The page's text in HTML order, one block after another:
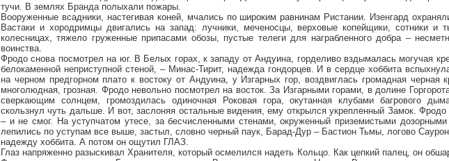
тучи. В землях Бранда полыхали пожары.
Вооруженные всадники, настегивая коней, мчались по широким равнинам Ристании. Изенгард
Вастаки и хородримцы двигались на запад: лучники, меченосцы, верховые копейщики, сотники и
колесницах, тяжело груженные припасами обозы, пустые телеги для награбленного добра –
воинства.
Фродо снова посмотрел на юг. В Белых горах, к западу от Андуина, горделиво вздымалась могучая
белокаменной неприступной стеной, – Минас-Тирит, надежда гондорцев. И в сердце хоббита
на черном предгорном плато к востоку от Андуина, у Изгарных гор, воздвиглась громадная черная
многолюдная, грозная. Фродо невольно посмотрел на восток. За Изгарными горами, в долине
сверкающим солнцем, громоздилась одиночная Роковая гора, окутанная клубами багрового
скользнул чуть дальше. И вот, заслоняя остальные видения, ему открылся укрепленный Замок. Фродо
– и не смог. На уступчатом утесе, за бесчисленными стенами, окруженный приземистыми
лепились по уступам все выше, застыл, словно черный паук, Барад-Дур – Бастион Тьмы, логово
надежду хоббита. А потом он ощутил ГЛАЗ.
Глаз напряженно разыскивал Хранителя, который осмелился надеть Кольцо. Как цепкий палец, он